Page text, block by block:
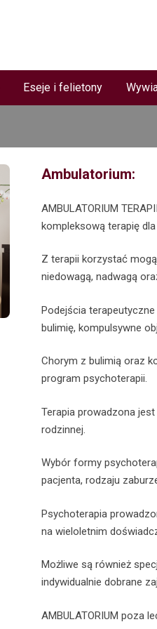
Eseje i felietony
Ambulatorium:
AMBULATORIUM
kompleksową terapię
Z terapii korzystać
niedowagą, nadwagą
Podejścia
bulimię, kompulsywne
Chorym z bulimią oraz
program psychoterapii.
Terapia prowadzona
rodzinnej.
Wybór formy
pacjenta, rodzaju
Psychoterapia
na wieloletnim
Możliwe są również
indywidualnie dobrane
AMBULATORIUM poza